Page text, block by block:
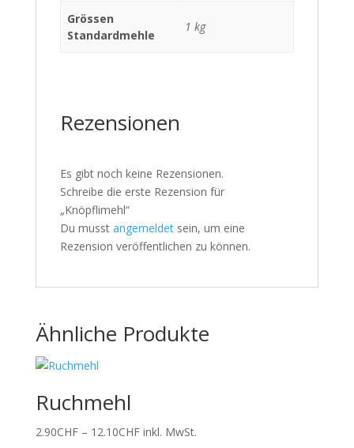
Grössen
Standardmehle
1 kg
Rezensionen
Es gibt noch keine Rezensionen.
Schreibe die erste Rezension für
„Knöpflimehl“
Du musst angemeldetsein, um eine
Rezension veröffentlichen zu können.
Ähnliche Produkte
Ruchmehl
2.90CHF – 12.10CHFPreisspanne:
inkl. MwSt.